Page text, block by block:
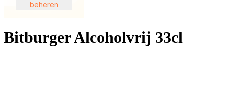
Bitburger Alcoholvrij 33cl